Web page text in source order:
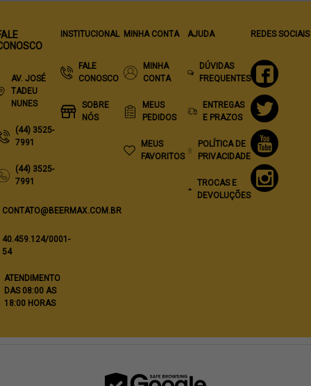
AV. JOSÉ
TADEU
NUNES
(44) 3525-
7991
(44) 3525-
7991
CONTATO@BEERMAX.COM.BR
40.459.124/0001-
54
ATENDIMENTO
DAS 08:00 AS
18:00 HORAS
INSTITUCIONAL
FALE
CONOSCO
SOBRE
NÓS
MINHA CONTA
MINHA
CONTA
MEUS
PEDIDOS
MEUS
FAVORITOS
AJUDA
DÚVIDAS
FREQUENTES
ENTREGAS
E PRAZOS
POLÍTICA DE
PRIVACIDADE
TROCAS E
DEVOLUÇÕES
REDES SOCIAIS